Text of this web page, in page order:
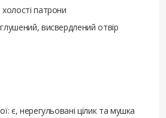
патрони
висвердлений отвір
є, нерегульовані цілик та мушка